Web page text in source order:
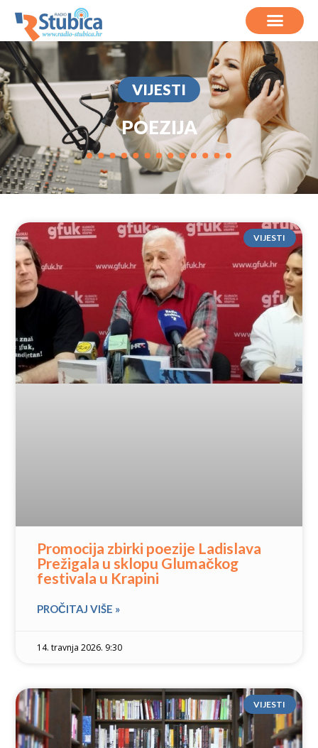
VIJESTI
POEZIJA
VIJESTI
Promocija zbirki poezije Ladislava
Prežigala u sklopu Glumačkog
festivala u Krapini
PROČITAJ VIŠE »
14. travnja 2026. 9:30
VIJESTI